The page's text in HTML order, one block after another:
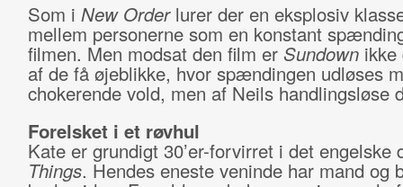
Som i New Order lurer der en eksplosiv
mellem personerne som en konstant
filmen. Men modsat den film er Sundownikke
af de få øjeblikke, hvor spændingen udløses
chokerende vold, men af Neils handlingsløse
Forelsket i et røvhul
Kate er grundigt 30’er-forvirret i det engelske
Things. Hendes eneste veninde har mand og